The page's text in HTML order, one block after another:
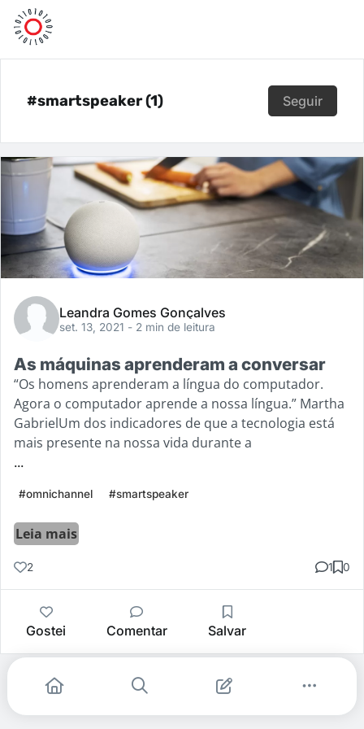
#smartspeaker (1) Seguir
Leandra Gomes Gonçalves
set. 13, 2021 - 2 min de leitura
As máquinas aprenderam a conversar
“Os homens aprenderam a língua do computador.
Agora o computador aprende a nossa língua.” Martha
GabrielUm dos indicadores de que a tecnologia está
mais presente na nossa vida durante a
...
#omnichannel #smartspeaker
Leia mais
2 1 0
Gostei Comentar Salvar